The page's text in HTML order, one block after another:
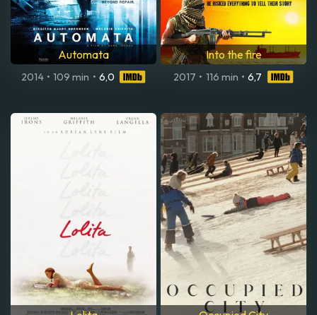
Automata
2014 • 109 min • 6,0
Into the fire
2017 • 116 min • 6,7